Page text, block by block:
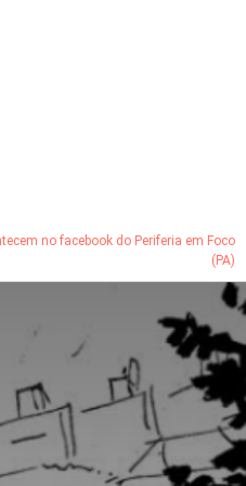
no facebook do Periferia em Foco
(PA)